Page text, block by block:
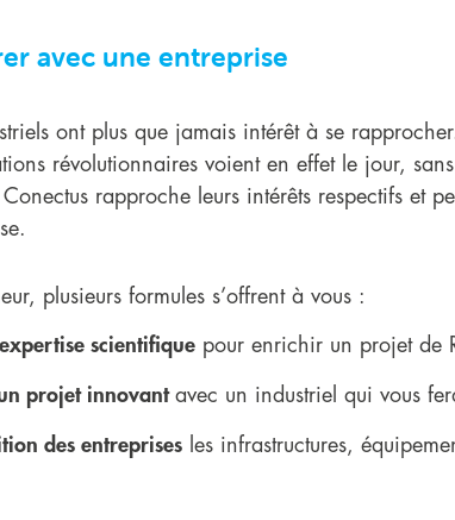
avec une entreprise
ont plus que jamais intérêt à se
révolutionnaires voient en effet le jour,
Conectus rapproche leurs intérêts respectifs et
plusieurs formules s’offrent à vous :
scientifique pour enrichir un projet de
projet innovant avec un industriel qui vous
des entreprises les infrastructures,